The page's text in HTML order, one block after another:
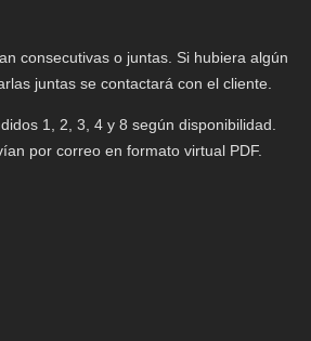
consecutivas o juntas. Si hubiera algún
juntas se contactará con el cliente.
1, 2, 3, 4 y 8 según disponibilidad.
por correo en formato virtual PDF.